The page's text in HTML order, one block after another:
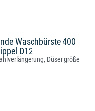
Waschbürste 400
D12
Düsengröße